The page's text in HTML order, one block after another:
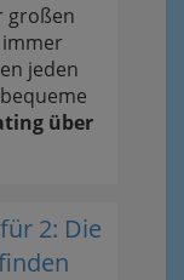
großen
jeden
über
2: Die